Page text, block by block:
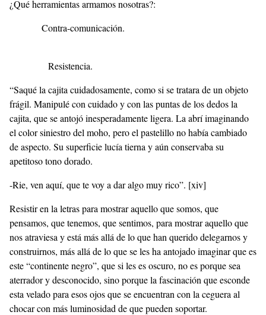
¿Qué herramientas armamos nosotras?:
Contra-comunicación.
Resistencia.
“Saqué la cajita cuidadosamente, como si se tratara de un objeto
frágil. Manipulé con cuidado y con las puntas de los dedos la
cajita, que se antojó inesperadamente ligera. La abrí imaginando
el color siniestro del moho, pero el pastelillo no había cambiado
de aspecto. Su superficie lucía tierna y aún conservaba su
apetitoso tono dorado.
-Rie, ven aquí, que te voy a dar algo muy rico”. [xiv]
Resistir en la letras para mostrar aquello que somos, que
pensamos, que tenemos, que sentimos, para mostrar aquello que
nos atraviesa y está más allá de lo que han querido delegarnos y
construirnos, más allá de lo que se les ha antojado imaginar que es
este “continente negro”, que si les es oscuro, no es porque sea
aterrador y desconocido, sino porque la fascinación que esconde
esta velado para esos ojos que se encuentran con la ceguera al
chocar con más luminosidad de que pueden soportar.